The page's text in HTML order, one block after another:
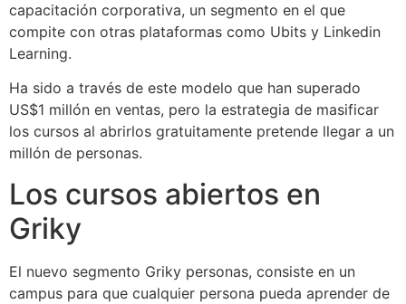
capacitación corporativa, un segmento en el que
compite con otras plataformas como Ubits y Linkedin
Learning.
Ha sido a través de este modelo que han superado
US$1 millón en ventas, pero la estrategia de masificar
los cursos al abrirlos gratuitamente pretende llegar a un
millón de personas.
Los cursos abiertos en
Griky
El nuevo segmento Griky personas, consiste en un
campus para que cualquier persona pueda aprender de